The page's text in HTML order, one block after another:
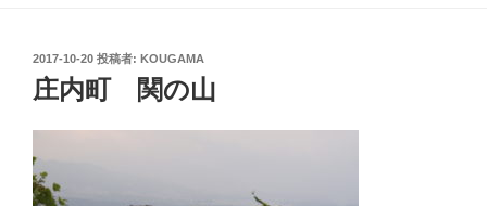
投
稿
日:
2017-10-20 投稿者: KOUGAMA
庄内町 関の山